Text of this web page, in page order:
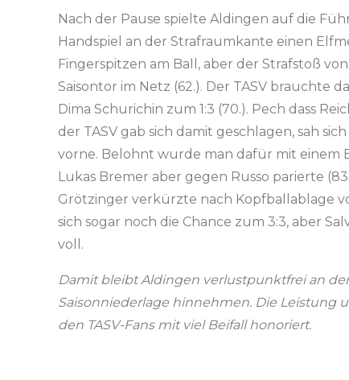
Nach der Pause spielte Aldingen auf die
Handspiel an der Strafraumkante einen
Fingerspitzen am Ball, aber der Strafstoß
Saisontor im Netz (62.). Der TASV brauchte
Dima Schurichin zum 1:3 (70.). Pech dass
der TASV gab sich damit geschlagen, sah
vorne. Belohnt wurde man dafür mit einem
Lukas Bremer aber gegen Russo parierte
Grötzinger verkürzte nach Kopfballablage
sich sogar noch die Chance zum 3:3, aber
voll.
Damit bleibt Aldingen verlustpunktfrei an
Saisonniederlage hinnehmen. Die Leistung
den TASV-Fans mit viel Beifall honoriert.